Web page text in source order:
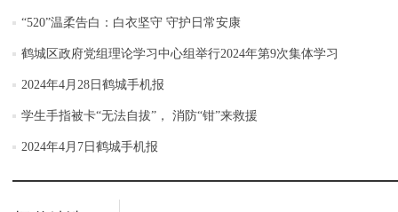
“520”温柔告白：白衣坚守 守护日常安康
鹤城区政府党组理论学习中心组举行2024年第9次集体学习
2024年4月28日鹤城手机报
学生手指被卡“无法自拔”， 消防“钳”来救援
2024年4月7日鹤城手机报